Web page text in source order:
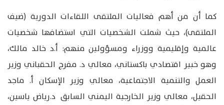
كما أن من أهم فعاليات الملتقى اللقاءات الدورية (ضيف
الملتقى)، حيث شملت الشخصيات التي استضافها شخصيات
عالمية وإقليمية ووزراء ومسؤولين منهم: أ.د خالد مالك،
وهو خبير اقتصادي باكستاني، معالي د. مفرج الحقباني وزير
العمل والتنمية الاجتماعية، معالي وزير الإسكان أ. ماجد
الحقيل، معالي وزير الخارجية اليمني السابق د.رياض ياسين،